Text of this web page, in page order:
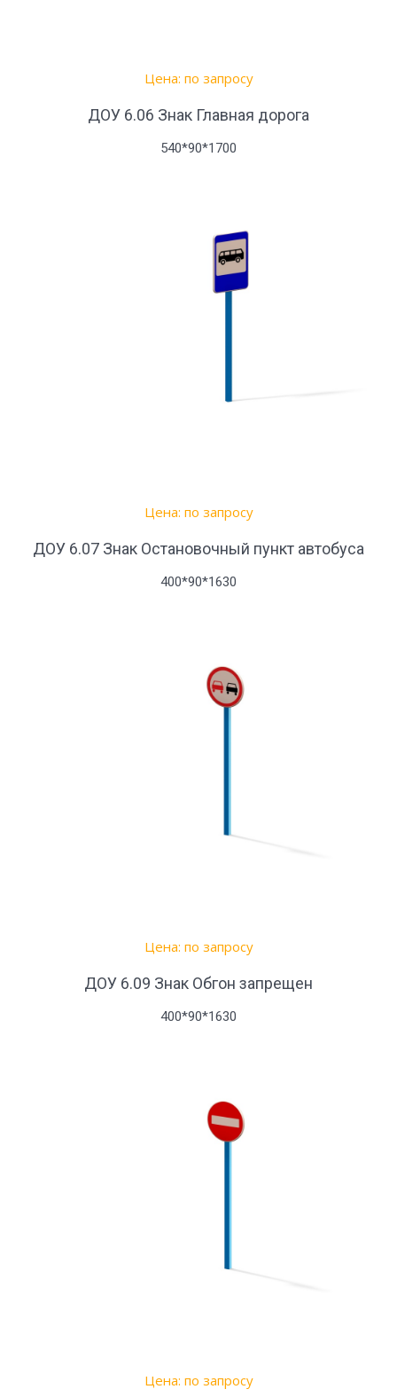
Цена: по запросу
ДОУ 6.06 Знак Главная дорога
540*90*1700
Цена: по запросу
ДОУ 6.07 Знак Остановочный пункт автобуса
400*90*1630
Цена: по запросу
ДОУ 6.09 Знак Обгон запрещен
400*90*1630
Цена: по запросу